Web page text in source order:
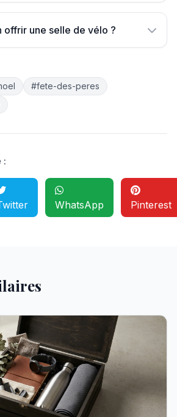
offrir une selle de vélo ?
#fete-des-peres
:
WhatsApp Pinterest